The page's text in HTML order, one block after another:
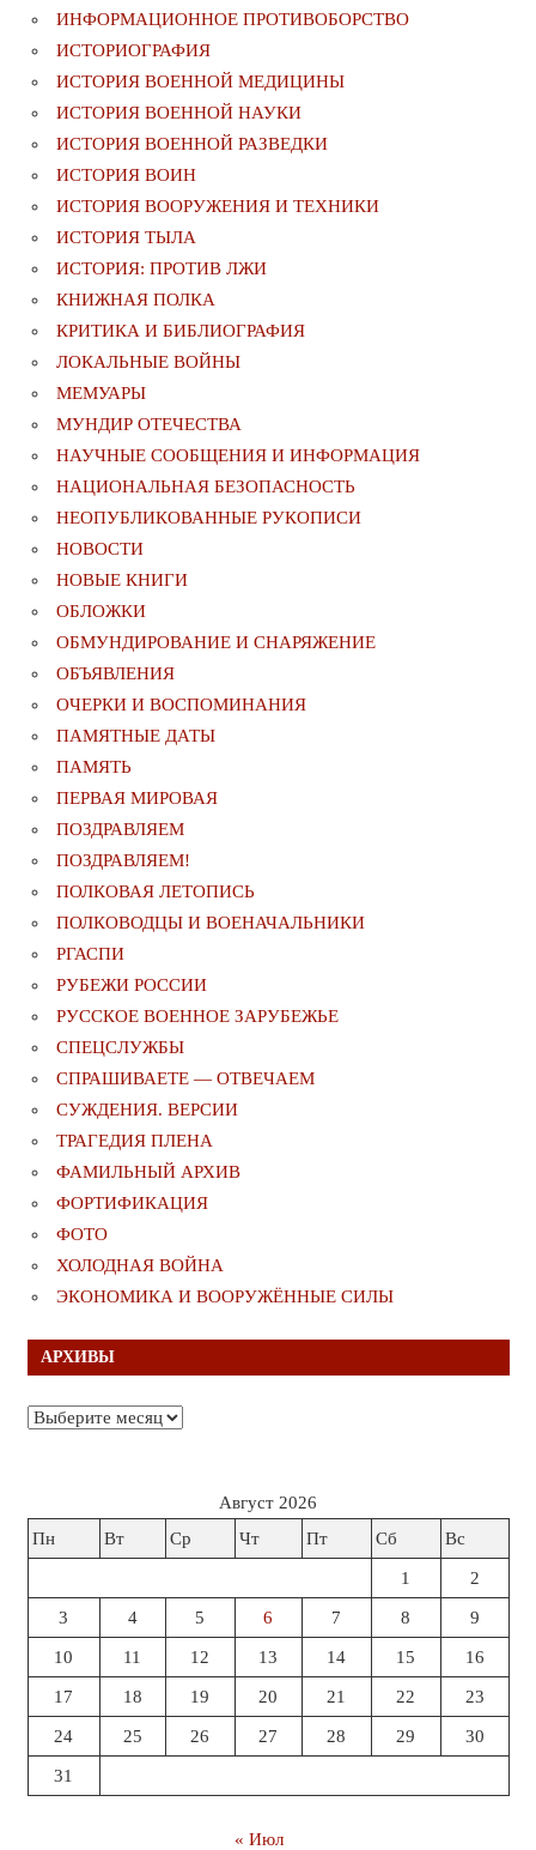
ИНФОРМАЦИОННОЕ ПРОТИВОБОРСТВО
ИСТОРИОГРАФИЯ
ИСТОРИЯ ВОЕННОЙ МЕДИЦИНЫ
ИСТОРИЯ ВОЕННОЙ НАУКИ
ИСТОРИЯ ВОЕННОЙ РАЗВЕДКИ
ИСТОРИЯ ВОИН
ИСТОРИЯ ВООРУЖЕНИЯ И ТЕХНИКИ
ИСТОРИЯ ТЫЛА
ИСТОРИЯ: ПРОТИВ ЛЖИ
КНИЖНАЯ ПОЛКА
КРИТИКА И БИБЛИОГРАФИЯ
ЛОКАЛЬНЫЕ ВОЙНЫ
МЕМУАРЫ
МУНДИР ОТЕЧЕСТВА
НАУЧНЫЕ СООБЩЕНИЯ И ИНФОРМАЦИЯ
НАЦИОНАЛЬНАЯ БЕЗОПАСНОСТЬ
НЕОПУБЛИКОВАННЫЕ РУКОПИСИ
НОВОСТИ
НОВЫЕ КНИГИ
ОБЛОЖКИ
ОБМУНДИРОВАНИЕ И СНАРЯЖЕНИЕ
ОБЪЯВЛЕНИЯ
ОЧЕРКИ И ВОСПОМИНАНИЯ
ПАМЯТНЫЕ ДАТЫ
ПАМЯТЬ
ПЕРВАЯ МИРОВАЯ
ПОЗДРАВЛЯЕМ
ПОЗДРАВЛЯЕМ!
ПОЛКОВАЯ ЛЕТОПИСЬ
ПОЛКОВОДЦЫ И ВОЕНАЧАЛЬНИКИ
РГАСПИ
РУБЕЖИ РОССИИ
РУССКОЕ ВОЕННОЕ ЗАРУБЕЖЬЕ
СПЕЦСЛУЖБЫ
СПРАШИВАЕТЕ — ОТВЕЧАЕМ
СУЖДЕНИЯ. ВЕРСИИ
ТРАГЕДИЯ ПЛЕНА
ФАМИЛЬНЫЙ АРХИВ
ФОРТИФИКАЦИЯ
ФОТО
ХОЛОДНАЯ ВОЙНА
ЭКОНОМИКА И ВООРУЖЁННЫЕ СИЛЫ
АРХИВЫ
Архивы
Август 2026
Пн
Вт Ср Чт Пт Сб Вс
1 2
3 4 5 6 7 8 9
10 11 12 13 14 15 16
17 18 19 20 21 22 23
24 25 26 27 28 29 30
31
« Июл